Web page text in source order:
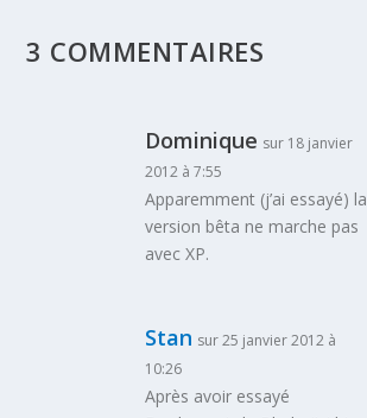
3 COMMENTAIRES
Dominique sur 18 janvier
2012 à 7:55
Apparemment (j’ai essayé) la
version bêta ne marche pas
avec XP.
Stan sur 25 janvier 2012 à
10:26
Après avoir essayé